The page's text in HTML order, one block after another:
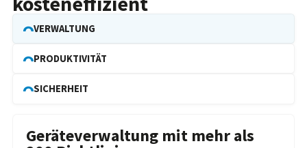
VERWALTUNG
PRODUKTIVITÄT
SICHERHEIT
Geräteverwaltung mit mehr als